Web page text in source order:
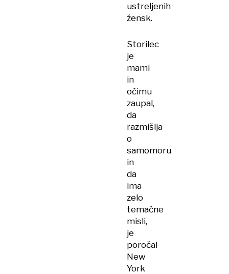
ustreljenih
žensk.
Storilec
je
mami
in
očimu
zaupal,
da
razmišlja
o
samomoru
in
da
ima
zelo
temačne
misli,
je
poročal
New
York